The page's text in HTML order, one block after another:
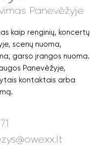
Panevėžyje
kaip renginių, koncertų
scenų nuoma,
garso įrangos nuoma.
Panevėžyje,
kontaktais arba